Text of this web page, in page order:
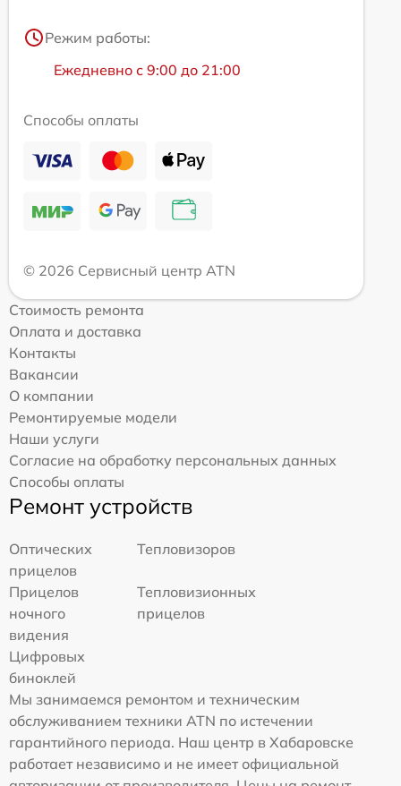
Режим работы:
Ежедневно с 9:00 до 21:00
Способы оплаты
© 2026 Сервисный центр ATN
Стоимость ремонта
Оплата и доставка
Контакты
Вакансии
О компании
Ремонтируемые модели
Наши услуги
Согласие на обработку персональных данных
Способы оплаты
Ремонт устройств
Оптических
прицелов
Тепловизоров
Прицелов
ночного
видения
Тепловизионных
прицелов
Цифровых
биноклей
Мы занимаемся ремонтом и техническим
обслуживанием техники ATN по истечении
гарантийного периода. Наш центр в Хабаровске
работает независимо и не имеет официальной